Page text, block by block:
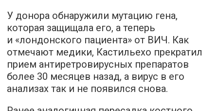
У донора обнаружили мутацию гена,
которая защищала его, а теперь
и «лондонского пациента» от ВИЧ. Как
отмечают медики, Кастильехо прекратил
прием антиретровирусных препаратов
более 30 месяцев назад, а вирус в его
анализах так и не появился снова.